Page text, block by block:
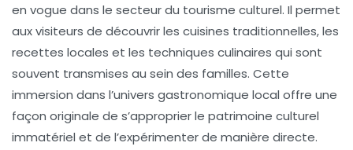
en vogue dans le secteur du tourisme culturel. Il permet
aux visiteurs de découvrir les cuisines traditionnelles, les
recettes locales et les techniques culinaires qui sont
souvent transmises au sein des familles. Cette
immersion dans l’univers gastronomique local offre une
façon originale de s’approprier le patrimoine culturel
immatériel et de l’expérimenter de manière directe.